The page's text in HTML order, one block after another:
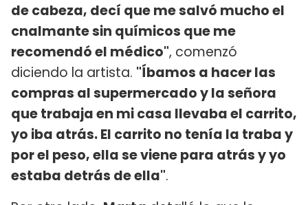
de cabeza, decí que me salvó mucho el
cnalmante sin químicos que me
recomendó el médico", comenzó
diciendo la artista. "Íbamos a hacer las
compras al supermercado y la señora
que trabaja en mi casa llevaba el carrito,
yo iba atrás. El carrito no tenía la traba y
por el peso, ella se viene para atrás y yo
estaba detrás de ella".